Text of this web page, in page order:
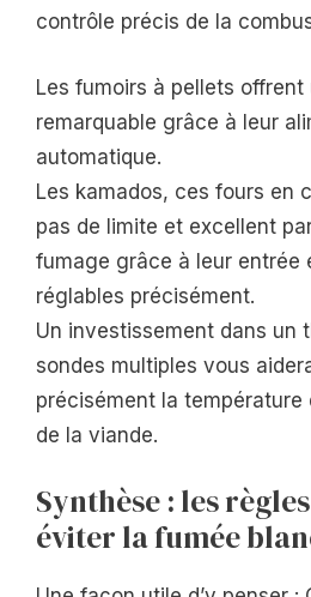
contrôle précis de la
Les fumoirs à pellets offrent
remarquable grâce à leur
automatique.
Les kamados, ces fours en
pas de limite et excellent
fumage grâce à leur entrée
réglables précisément.
Un investissement dans un
sondes multiples vous
précisément la température
de la viande.
Synthèse : les
éviter la fumée